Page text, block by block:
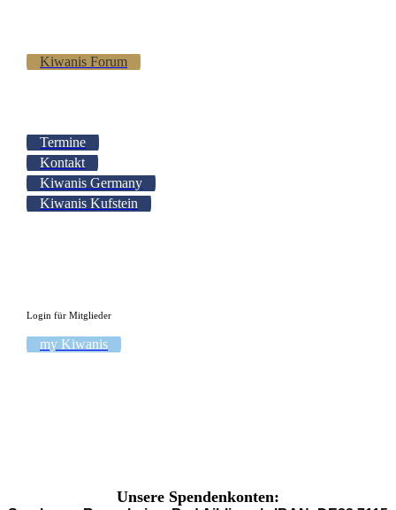
Kiwanis Forum
Termine
Kontakt
Kiwanis Germany
Kiwanis Kufstein
Login für Mitglieder
my Kiwanis
Unsere Spendenkonten: